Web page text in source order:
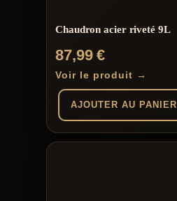
Chaudron acier riveté 9L
87,99€
Voir le produit →
AJOUTER AU PANIER